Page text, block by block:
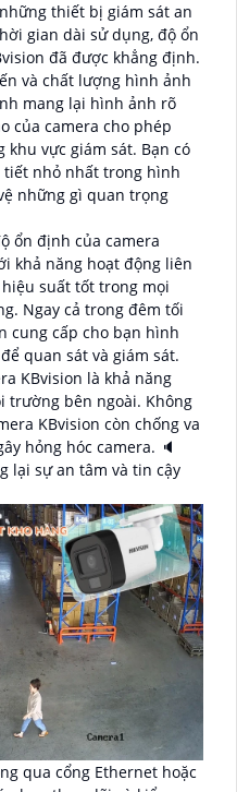
thiết bị giám sát an
gian dài sử dụng, độ ổn
đã được khẳng định.
và chất lượng hình ảnh
mang lại hình ảnh rõ
của camera cho phép
vực giám sát. Bạn có
nhỏ nhất trong hình
những gì quan trọng
ổn định của camera
khả năng hoạt động liên
suất tốt trong mọi
Ngay cả trong đêm tối
cung cấp cho bạn hình
quan sát và giám sát.
KBvision là khả năng
trường bên ngoài. Không
KBvision còn chống va
hỏng hóc camera. 🔈
lại sự an tâm và tin cậy
qua cổng Ethernet hoặc